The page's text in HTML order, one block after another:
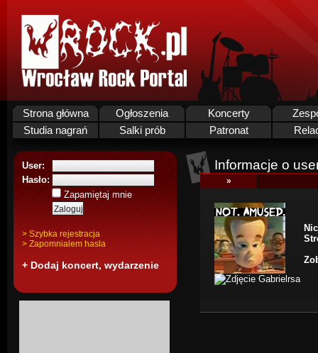
Strona główna Ogłoszenia Koncerty
Studia nagrań
Salki prób Patronat
User:
Hasło:
Zapamiętaj mnie
> Szybka rejestracja
> Zapomnialem hasla
+ Dodaj koncert, wydarzenie
Informacje o
»